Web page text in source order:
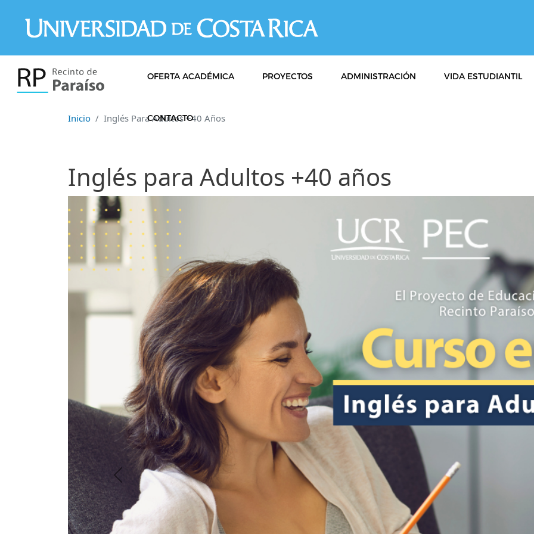
OFERTA ACADÉMICA PROYECTOS ADMINISTRACIÓN VIDA ESTUDIANTIL
CONTACTO
Inicio Inglés Para Adultos +40 Años
Inglés para Adultos +40 años
Previous